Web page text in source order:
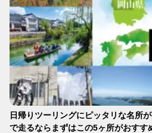
日帰りツーリングにピッタリな名所
で走るならまずはこの5ヶ所がおすす